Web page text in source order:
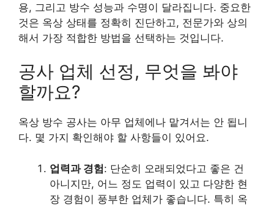
용, 그리고 방수 성능과 수명이 달라집니다. 중요한
것은 옥상 상태를 정확히 진단하고, 전문가와 상의
해서 가장 적합한 방법을 선택하는 것입니다.
공사 업체 선정, 무엇을 봐야
할까요?
옥상 방수 공사는 아무 업체에나 맡겨서는 안 됩니
다. 몇 가지 확인해야 할 사항들이 있어요.
업력과 경험: 단순히 오래되었다고 좋은 건
아니지만, 어느 정도 업력이 있고 다양한 현
장 경험이 풍부한 업체가 좋습니다. 특히 옥